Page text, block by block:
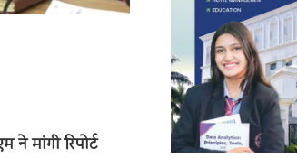
ने मांगी रिपोर्ट